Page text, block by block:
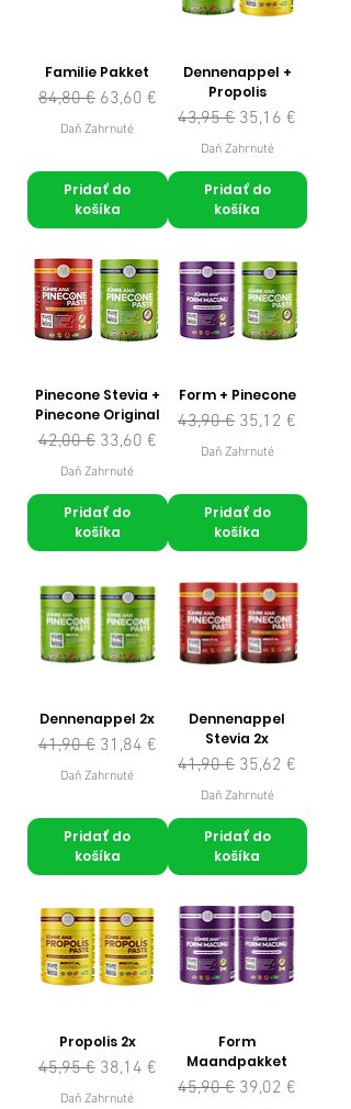
Familie Pakket
Normálna cena
84,80 € Zľavnená cena
63,60 €
Daň Zahrnuté
Pridať do
košíka
Dennenappel +
Propolis
Normálna cena
43,95 € Zľavnená cena
35,16 €
Daň Zahrnuté
Pridať do
košíka
Pinecone Stevia +
Pinecone Original
Normálna cena
42,00 € Zľavnená cena
33,60 €
Daň Zahrnuté
Pridať do
košíka
Form + Pinecone
Normálna cena
43,90 € Zľavnená cena
35,12 €
Daň Zahrnuté
Pridať do
košíka
Dennenappel 2x
Normálna cena
41,90 € Zľavnená cena
31,84 €
Daň Zahrnuté
Pridať do
košíka
Dennenappel
Stevia 2x
Normálna cena
41,90 € Zľavnená cena
35,62 €
Daň Zahrnuté
Pridať do
košíka
Propolis 2x
Normálna cena
45,95 € Zľavnená cena
38,14 €
Daň Zahrnuté
Form
Maandpakket
Normálna cena
45,90 € Zľavnená cena
39,02 €